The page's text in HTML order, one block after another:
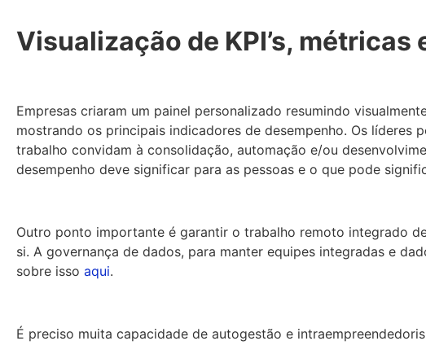
Visualização de KPI’s,
Empresas criaram um painel personalizado resumindo
mostrando os principais indicadores de desempenho. Os líderes
trabalho convidam à consolidação, automação e/ou
desempenho deve significar para as pessoas e o que pode
Outro ponto importante é garantir o trabalho remoto integrado
si. A governança de dados, para manter equipes integradas e
sobre isso aqui.
É preciso muita capacidade de autogestão e